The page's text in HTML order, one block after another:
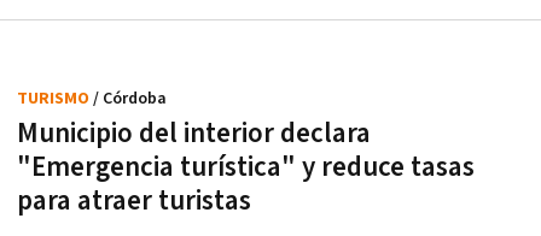
Municipio del interior declara
"Emergencia turística" y reduce tasas
para atraer turistas
TURISMO / Córdoba